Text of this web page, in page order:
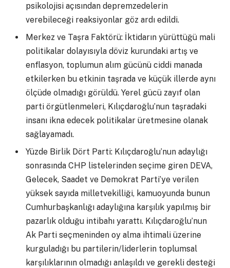
psikolojisi açısından depremzedelerin
verebileceği reaksiyonlar göz ardı edildi.
Merkez ve Taşra Faktörü: İktidarın yürüttüğü mali
politikalar dolayısıyla döviz kurundaki artış ve
enflasyon, toplumun alım gücünü ciddi manada
etkilerken bu etkinin taşrada ve küçük illerde aynı
ölçüde olmadığı görüldü. Yerel gücü zayıf olan
parti örgütlenmeleri, Kılıçdaroğlu’nun taşradaki
insanı ikna edecek politikalar üretmesine olanak
sağlayamadı.
Yüzde Birlik Dört Parti: Kılıçdaroğlu’nun adaylığı
sonrasında CHP listelerinden seçime giren DEVA,
Gelecek, Saadet ve Demokrat Parti’ye verilen
yüksek sayıda milletvekilliği, kamuoyunda bunun
Cumhurbaşkanlığı adaylığına karşılık yapılmış bir
pazarlık olduğu intibahı yarattı. Kılıçdaroğlu’nun
Ak Parti seçmeninden oy alma ihtimali üzerine
kurguladığı bu partilerin/liderlerin toplumsal
karşılıklarının olmadığı anlaşıldı ve gerekli desteği